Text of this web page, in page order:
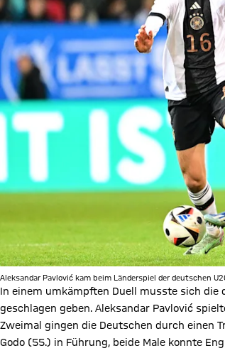
Aleksandar Pavlović kam beim Länderspiel der deutschen
In einem umkämpften Duell musste sich die
geschlagen geben. Aleksandar Pavlović
Zweimal gingen die Deutschen durch einen
Godo (55.) in Führung, beide Male konnte